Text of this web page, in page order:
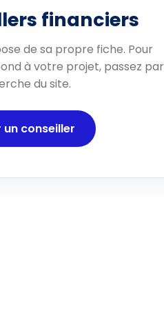
financiers
de sa propre fiche. Pour
à votre projet, passez par
du site.
un conseiller